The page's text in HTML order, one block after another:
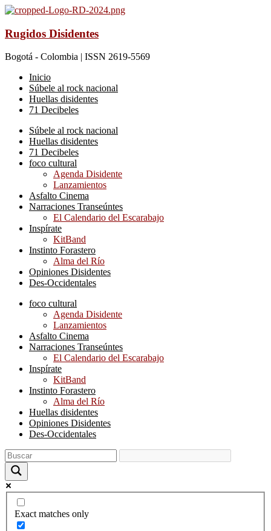
Rugidos Disidentes
Bogotá - Colombia | ISSN 2619-5569
Inicio
Súbele al rock nacional
Huellas disidentes
71 Decibeles
Súbele al rock nacional
Huellas disidentes
71 Decibeles
foco cultural
Agenda Disidente
Lanzamientos
Asfalto Cinema
Narraciones Transeúntes
El Calendario del Escarabajo
Inspírate
KitBand
Instinto Forastero
Alma del Río
Opiniones Disidentes
Des-Occidentales
foco cultural
Agenda Disidente
Lanzamientos
Asfalto Cinema
Narraciones Transeúntes
El Calendario del Escarabajo
Inspírate
KitBand
Instinto Forastero
Alma del Río
Huellas disidentes
Opiniones Disidentes
Des-Occidentales
Exact matches only